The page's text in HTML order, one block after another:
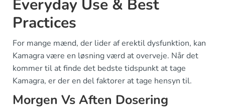
Everyday Use & Best
Practices
For mange mænd, der lider af erektil dysfunktion, kan
Kamagra være en løsning værd at overveje. Når det
kommer til at finde det bedste tidspunkt at tage
Kamagra, er der en del faktorer at tage hensyn til.
Morgen Vs Aften Dosering